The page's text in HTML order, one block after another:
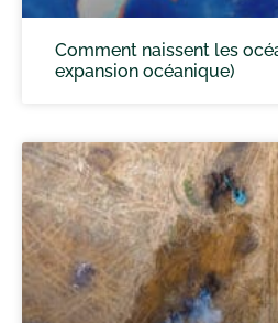
Comment naissent les
expansion océanique)